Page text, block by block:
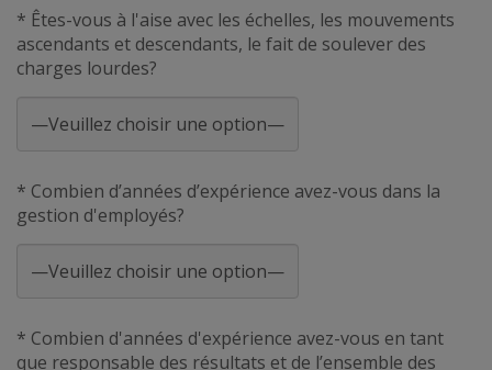
* Êtes-vous à l'aise avec les échelles, les mouvements
ascendants et descendants, le fait de soulever des
charges lourdes?
* Combien d’années d’expérience avez-vous dans la
gestion d'employés?
* Combien d'années d'expérience avez-vous en tant
que responsable des résultats et de l’ensemble des